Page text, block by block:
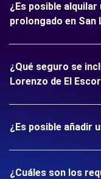
¿Es posible
prolongado en San
¿Qué seguro se
Lorenzo de El
¿Es posible añadir
¿Cuáles son los